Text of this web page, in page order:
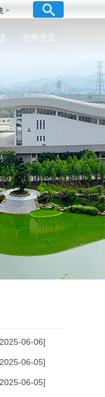
>
合作交流
06-06]
06-05]
06-05]